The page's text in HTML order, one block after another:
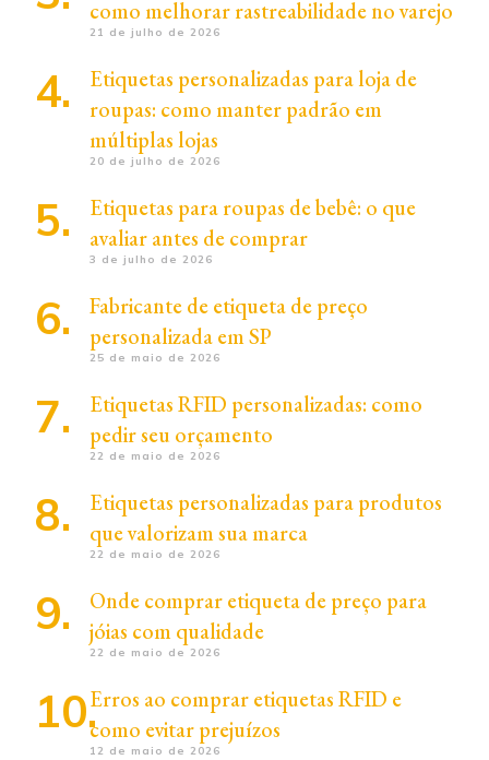
como melhorar rastreabilidade no varejo
21 de julho de 2026
Etiquetas personalizadas para loja de
roupas: como manter padrão em
múltiplas lojas
20 de julho de 2026
Etiquetas para roupas de bebê: o que
avaliar antes de comprar
3 de julho de 2026
Fabricante de etiqueta de preço
personalizada em SP
25 de maio de 2026
Etiquetas RFID personalizadas: como
pedir seu orçamento
22 de maio de 2026
Etiquetas personalizadas para produtos
que valorizam sua marca
22 de maio de 2026
Onde comprar etiqueta de preço para
jóias com qualidade
22 de maio de 2026
Erros ao comprar etiquetas RFID e
como evitar prejuízos
12 de maio de 2026